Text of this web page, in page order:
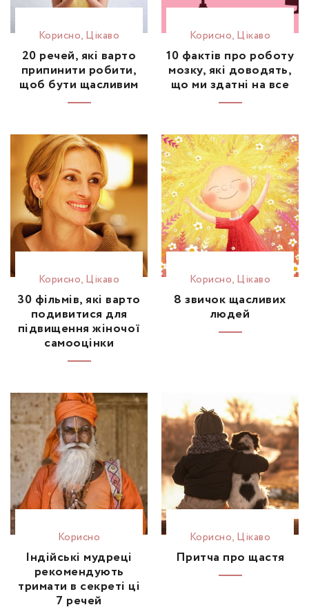
Корисно, Цікаво
20 речей, які варто
припинити робити,
щоб бути щасливим
Корисно, Цікаво
10 фактів про роботу
мозку, які доводять,
що ми здатні на все
Корисно, Цікаво
30 фільмів, які варто
подивитися для
підвищення жіночої
самооцінки
Корисно, Цікаво
8 звичок щасливих
людей
Корисно
Індійські мудреці
рекомендують
тримати в секреті ці
7 речей
Корисно, Цікаво
Притча про щастя